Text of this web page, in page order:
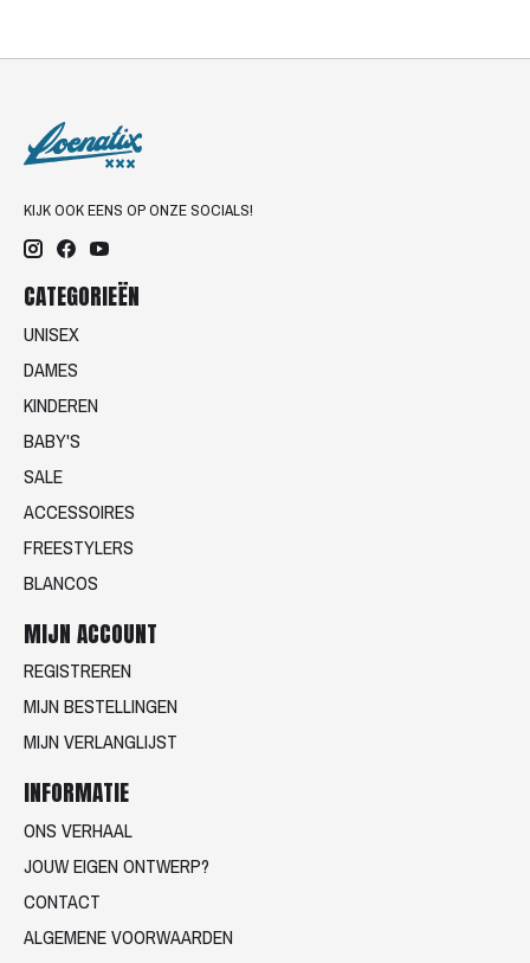
KIJK OOK EENS OP ONZE SOCIALS!
CATEGORIEËN
UNISEX
DAMES
KINDEREN
BABY'S
SALE
ACCESSOIRES
FREESTYLERS
BLANCOS
MIJN ACCOUNT
REGISTREREN
MIJN BESTELLINGEN
MIJN VERLANGLIJST
INFORMATIE
ONS VERHAAL
JOUW EIGEN ONTWERP?
CONTACT
ALGEMENE VOORWAARDEN